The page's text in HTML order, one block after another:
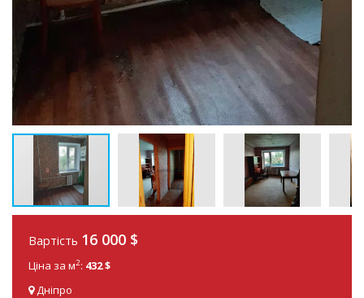
Вартість 16 000 $
Ціна за м2: 432 $
Дніпро